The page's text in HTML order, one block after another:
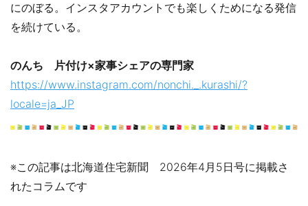
にのぼる。インスタアカウントでも楽しくためになる発信
を続けている。
のんち 片付け×家事シェアの専門家
https://www.instagram.com/nonchi._.kurashi/?
locale=ja_JP
※この記事は北海道住宅新聞 2026年4月5日号に掲載さ
れたコラムです